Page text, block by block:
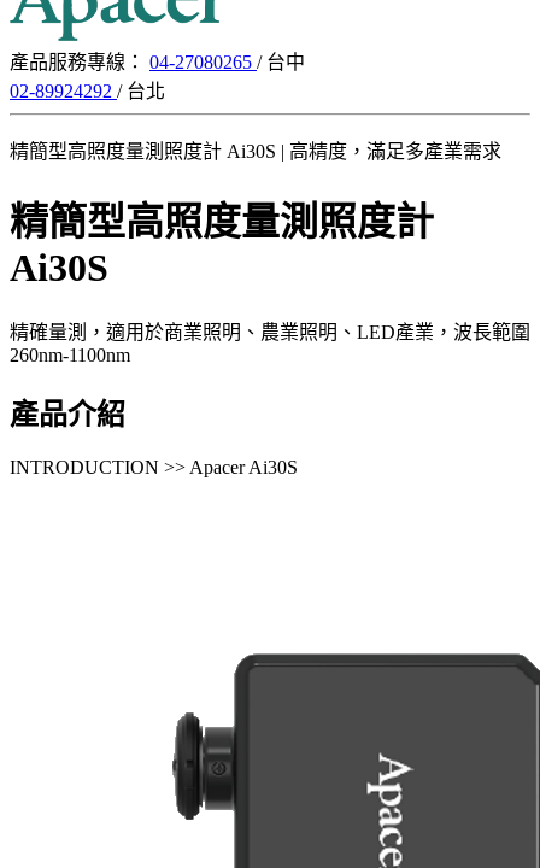
產品服務專線： 04-27080265 / 台中
02-89924292 / 台北
精簡型高照度量測照度計 Ai30S | 高精度，滿足多產業需求
精簡型高照度量測照度計
Ai30S
精確量測，適用於商業照明、農業照明、LED產業，波長範圍
260nm-1100nm
產品介紹
INTRODUCTION >> Apacer Ai30S